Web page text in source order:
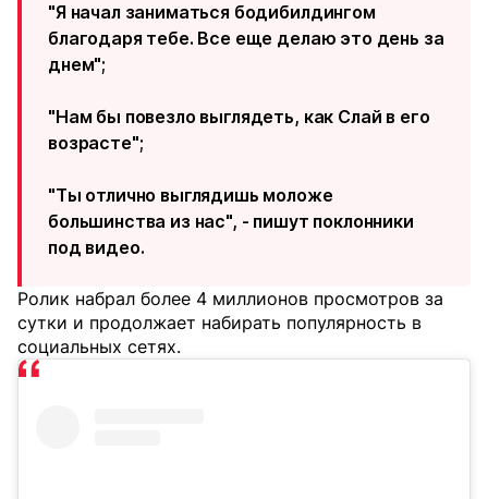
"Я начал заниматься бодибилдингом
благодаря тебе. Все еще делаю это день за
днем";
"Нам бы повезло выглядеть, как Слай в его
возрасте";
"Ты отлично выглядишь моложе
большинства из нас", - пишут поклонники
под видео.
Ролик набрал более 4 миллионов просмотров за
сутки и продолжает набирать популярность в
социальных сетях.